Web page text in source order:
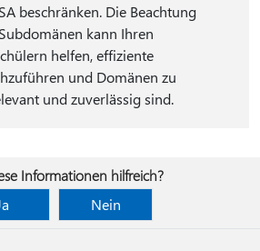
beschränken. Die Beachtung
kann Ihren
helfen, effiziente
und Domänen zu
und zuverlässig sind.
Informationen hilfreich?
Nein